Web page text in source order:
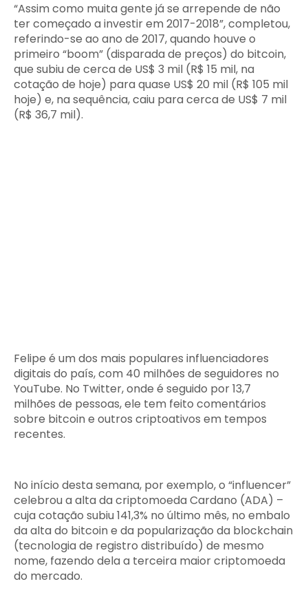
“Assim como muita gente já se arrepende de não
ter começado a investir em 2017-2018”, completou,
referindo-se ao ano de 2017, quando houve o
primeiro “boom” (disparada de preços) do bitcoin,
que subiu de cerca de US$ 3 mil (R$ 15 mil, na
cotação de hoje) para quase US$ 20 mil (R$ 105 mil
hoje) e, na sequência, caiu para cerca de US$ 7 mil
(R$ 36,7 mil).
Felipe é um dos mais populares influenciadores
digitais do país, com 40 milhões de seguidores no
YouTube. No Twitter, onde é seguido por 13,7
milhões de pessoas, ele tem feito comentários
sobre bitcoin e outros criptoativos em tempos
recentes.
No início desta semana, por exemplo, o “influencer”
celebrou a alta da criptomoeda Cardano (ADA) –
cuja cotação subiu 141,3% no último mês, no embalo
da alta do bitcoin e da popularização da blockchain
(tecnologia de registro distribuído) de mesmo
nome, fazendo dela a terceira maior criptomoeda
do mercado.